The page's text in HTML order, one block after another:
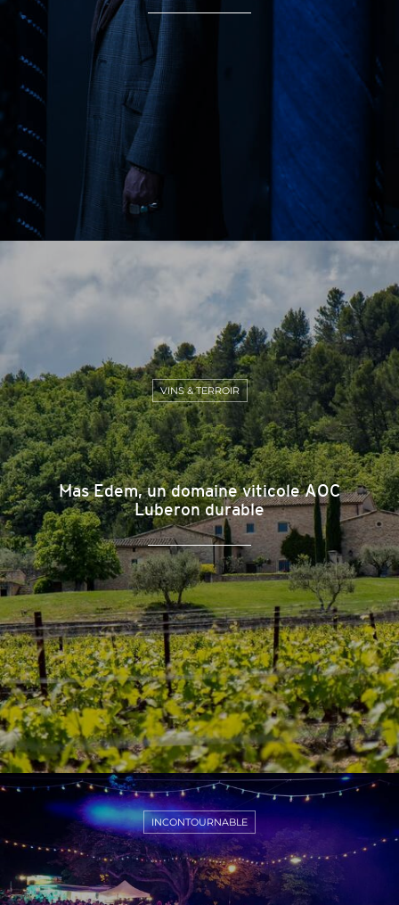
Mas Edem, un domaine viticole AOC
Luberon durable
VINS & TERROIR
INCONTOURNABLE